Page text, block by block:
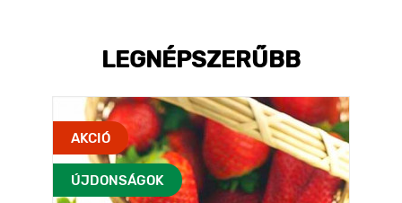
LEGNÉPSZERŰBB
AKCIÓ
ÚJDONSÁGOK